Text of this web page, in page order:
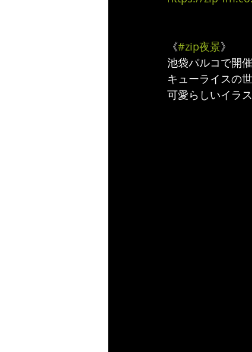
《#zip夜景》
池袋パルコで開
キューライスの
可愛らしいイラ